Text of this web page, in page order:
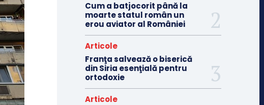
Cum a batjocorit până la
moarte statul român un
erou aviator al României
Articole
Franţa salvează o biserică
din Siria esenţială pentru
ortodoxie
Articole